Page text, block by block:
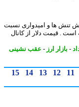
ها و امیدواری نسبت
قیمت دلار از کانال
بازار ارز- عقب نشینی
12
13
14
15